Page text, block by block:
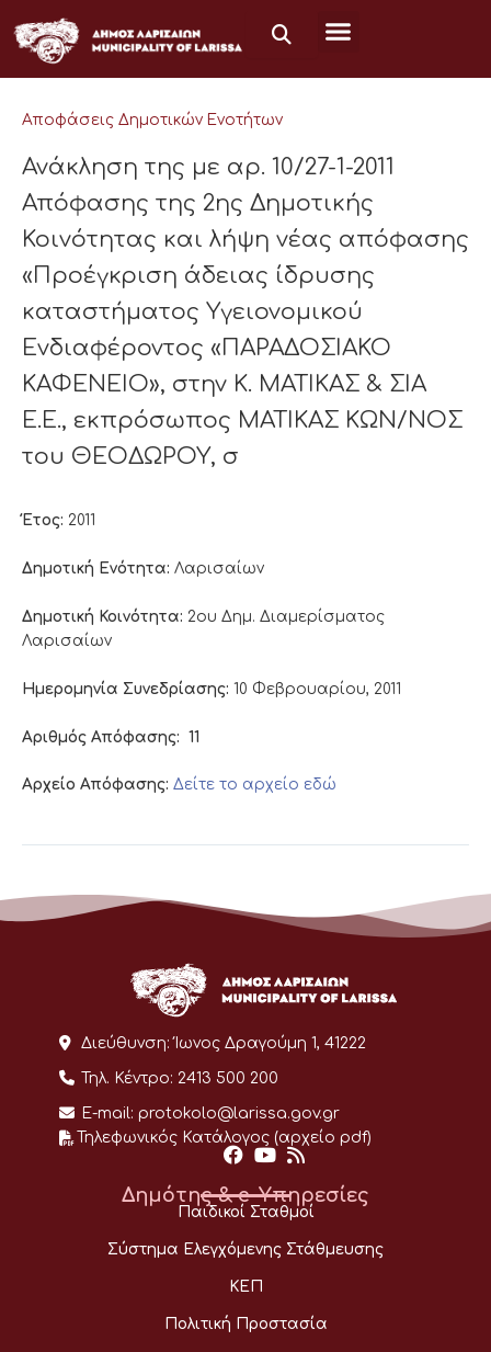
στο
περιεχόμενο
Αποφάσεις Δημοτικών Ενοτήτων
Ανάκληση της με αρ. 10/27-1-2011
Απόφασης της 2ης Δημοτικής
Κοινότητας και λήψη νέας απόφασης
«Προέγκριση άδειας ίδρυσης
καταστήματος Υγειονομικού
Ενδιαφέροντος «ΠΑΡΑΔΟΣΙΑΚΟ
ΚΑΦΕΝΕΙΟ», στην Κ. ΜΑΤΙΚΑΣ & ΣΙΑ
Ε.Ε., εκπρόσωπος ΜΑΤΙΚΑΣ ΚΩΝ/ΝΟΣ
του ΘΕΟΔΩΡΟΥ, σ
Έτος: 2011
Δημοτική Ενότητα: Λαρισαίων
Δημοτική Κοινότητα: 2ου Δημ. Διαμερίσματος
Λαρισαίων
Ημερομηνία Συνεδρίασης: 10 Φεβρουαρίου, 2011
Αριθμός Απόφασης: 11
Αρχείο Απόφασης: Δείτε το αρχείο εδώ
Διεύθυνση: Ίωνος Δραγούμη 1, 41222
Τηλ. Κέντρο: 2413 500 200
E-mail: protokolo@larissa.gov.gr
Τηλεφωνικός Κατάλογος (αρχείο pdf)
Δημότης & e-Υπηρεσίες
Παιδικοί Σταθμοί
Σύστημα Ελεγχόμενης Στάθμευσης
ΚΕΠ
Πολιτική Προστασία